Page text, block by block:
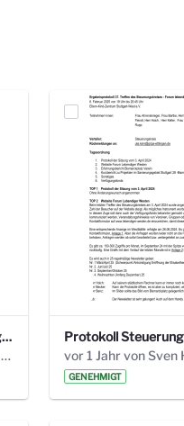
25_07_03 Protokoll Steuerungskreis.pdf
vor 10 Monaten von Alexander Orlowski
vor 1 Jahr von Sven
GENEHMIGT